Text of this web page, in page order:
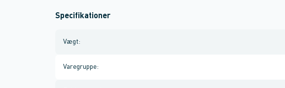
Specifikationer
Vægt:
Varegruppe: